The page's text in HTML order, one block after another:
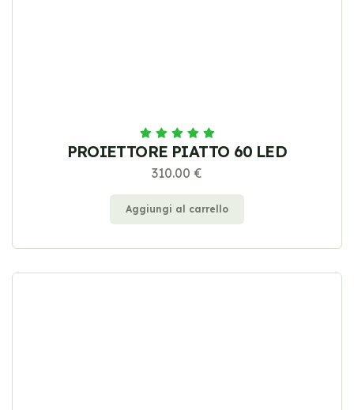
PROIETTORE PIATTO 60 LED
310.00 €
Aggiungi al carrello